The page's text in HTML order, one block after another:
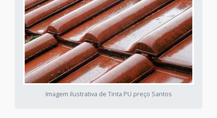
Imagem ilustrativa de Tinta PU preço Santos